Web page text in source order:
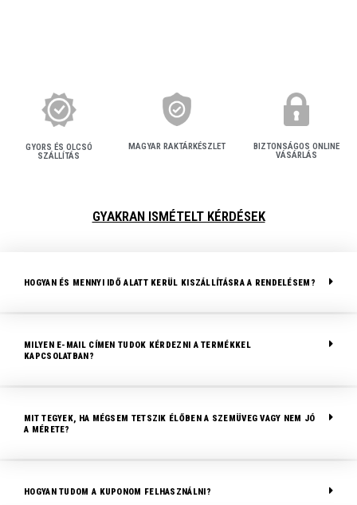
GYORS ÉS OLCSÓ
SZÁLLÍTÁS
MAGYAR RAKTÁRKÉSZLET
BIZTONSÁGOS ONLINE
VÁSÁRLÁS
GYAKRAN ISMÉTELT KÉRDÉSEK
HOGYAN ÉS MENNYI IDŐ ALATT KERÜL KISZÁLLÍTÁSRA A RENDELÉSEM?
MILYEN E-MAIL CÍMEN TUDOK KÉRDEZNI A TERMÉKKEL
KAPCSOLATBAN?
MIT TEGYEK, HA MÉGSEM TETSZIK ÉLŐBEN A SZEMÜVEG VAGY NEM JÓ
A MÉRETE?
HOGYAN TUDOM A KUPONOM FELHASZNÁLNI?